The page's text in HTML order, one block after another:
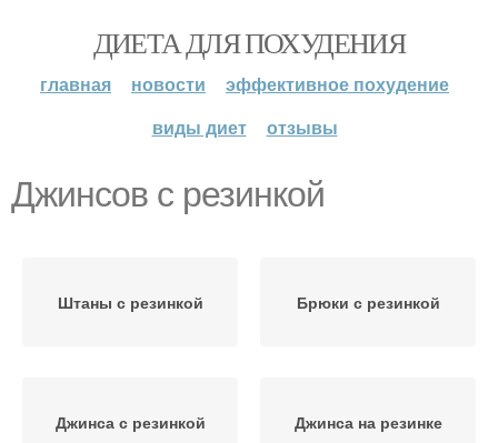
ДИЕТА ДЛЯ ПОХУДЕНИЯ
главная новости
эффективное похудение
виды диет
отзывы
Джинсов с резинкой
Штаны с резинкой Брюки с резинкой
Джинса с резинкой Джинса на резинке